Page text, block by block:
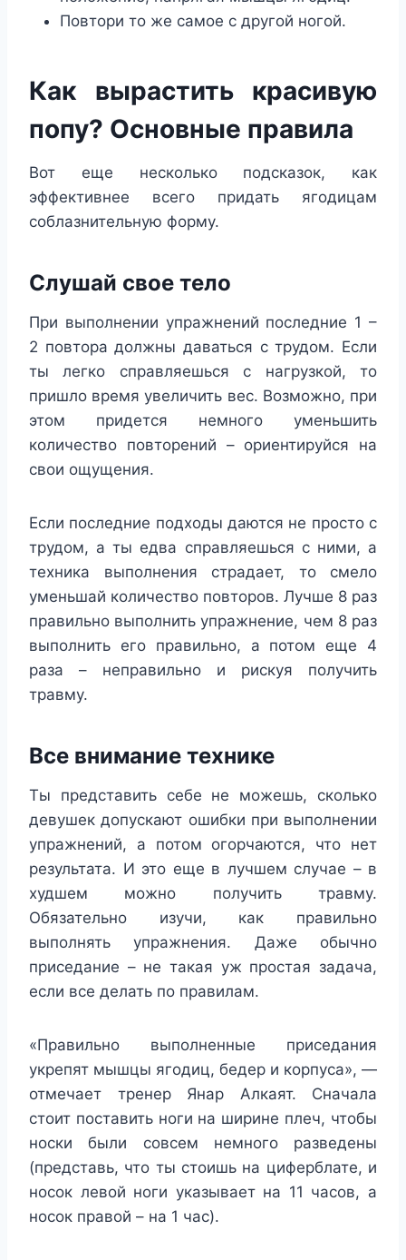
Повтори то же самое с другой ногой.
Как вырастить красивую
попу? Основные правила
Вот еще несколько подсказок, как
эффективнее всего придать ягодицам
соблазнительную форму.
Слушай свое тело
При выполнении упражнений последние 1 –
2 повтора должны даваться с трудом. Если
ты легко справляешься с нагрузкой, то
пришло время увеличить вес. Возможно, при
этом придется немного уменьшить
количество повторений – ориентируйся на
свои ощущения.
Если последние подходы даются не просто с
трудом, а ты едва справляешься с ними, а
техника выполнения страдает, то смело
уменьшай количество повторов. Лучше 8 раз
правильно выполнить упражнение, чем 8 раз
выполнить его правильно, а потом еще 4
раза – неправильно и рискуя получить
травму.
Все внимание технике
Ты представить себе не можешь, сколько
девушек допускают ошибки при выполнении
упражнений, а потом огорчаются, что нет
результата. И это еще в лучшем случае – в
худшем можно получить травму.
Обязательно изучи, как правильно
выполнять упражнения. Даже обычно
приседание – не такая уж простая задача,
если все делать по правилам.
«Правильно выполненные приседания
укрепят мышцы ягодиц, бедер и корпуса», —
отмечает тренер Янар Алкаят. Сначала
стоит поставить ноги на ширине плеч, чтобы
носки были совсем немного разведены
(представь, что ты стоишь на циферблате, и
носок левой ноги указывает на 11 часов, а
носок правой – на 1 час).